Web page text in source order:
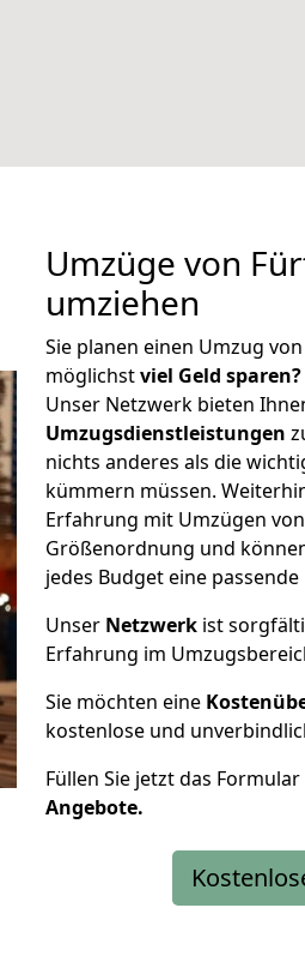
Umzüge von
umziehen
Sie planen einen Umzug
möglichstviel Geld sparen?
Unser Netzwerk bieten
Umzugsdienstleistungen
nichts anderes als die
kümmern müssen.
Erfahrung mit Umzügen
Größenordnung und
jedes Budget eine
Unser Netzwerk ist
Erfahrung im
Sie möchten eine
kostenlose und
Füllen Sie jetzt das
Angebote.